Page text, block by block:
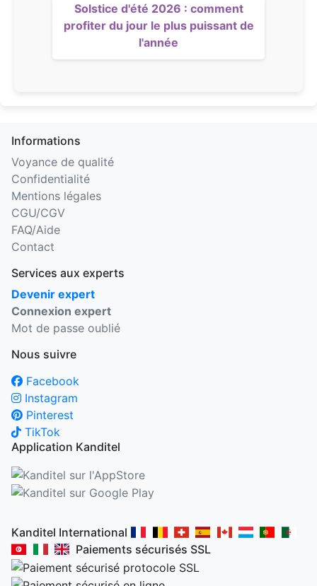
Solstice d'été 2026 : comment
profiter du jour le plus puissant de
l'année
Informations
Voyance de qualité
Confidentialité
Mentions légales
CGU/CGV
FAQ/Aide
Contact
Services aux experts
Devenir expert
Connexion expert
Mot de passe oublié
Nous suivre
Facebook
Instagram
Pinterest
TikTok
Application Kanditel
Kanditel International
Paiements sécurisés SSL